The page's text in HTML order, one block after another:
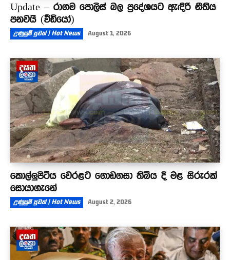
Update – රාගම පොලිස් බල ප්‍රදේශයට ඇඳිරි නීතිය
පනවයි (වීඩියෝ)
උණුසුම් පුවත් | Hot News August 1, 2026
කොල්ලුපිටිය වෙරළට ගොඩගසා තිබිය දී මළ සිරුරක්
සොයාගැනේ
උණුසුම් පුවත් | Hot News August 2, 2026